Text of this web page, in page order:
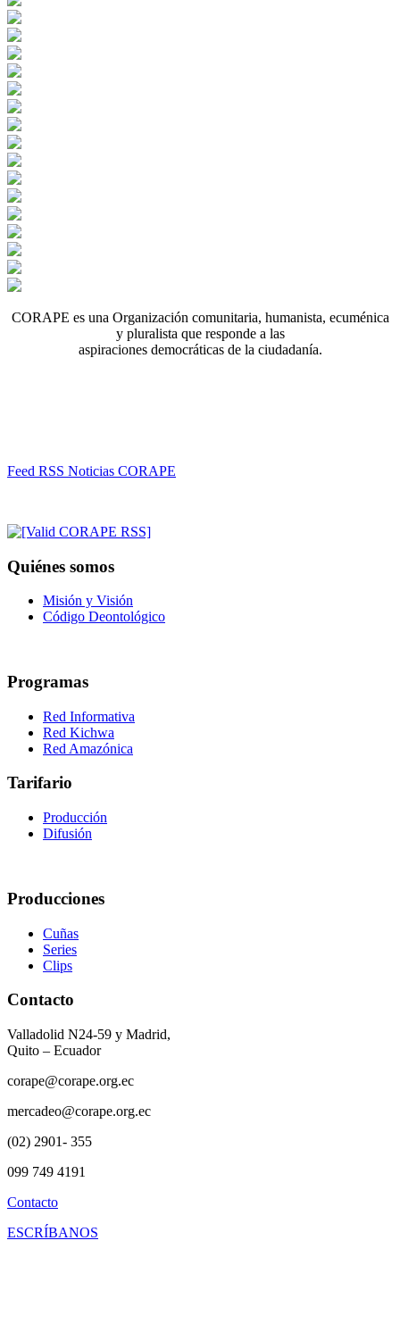
CORAPE es una Organización comunitaria, humanista, ecuménica
y pluralista que responde a las
aspiraciones democráticas de la ciudadanía.
Feed RSS Noticias CORAPE
Quiénes somos
Misión y Visión
Código Deontológico
Programas
Red Informativa
Red Kichwa
Red Amazónica
Tarifario
Producción
Difusión
Producciones
Cuñas
Series
Clips
Contacto
Valladolid N24-59 y Madrid,
Quito – Ecuador
corape@corape.org.ec
mercadeo@corape.org.ec
(02) 2901- 355
099 749 4191
Contacto
ESCRÍBANOS